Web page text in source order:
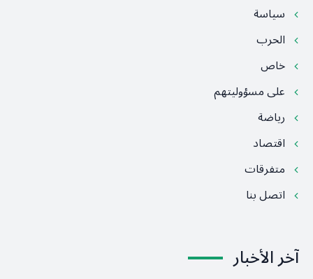
سياسة
الحرب
خاص
على مسؤوليتهم
رياضة
اقتصاد
متفرقات
اتصل بنا
آخر الأخبار